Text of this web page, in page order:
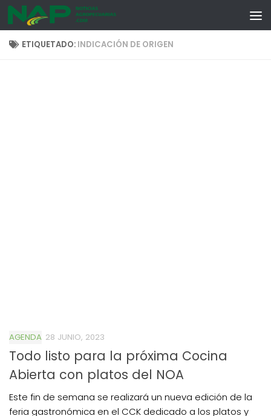
Skip to content
ETIQUETADO: INDICACIÓN DE ORIGEN
AGENDA 28 JUNIO, 2023
Todo listo para la próxima Cocina
Abierta con platos del NOA
Este fin de semana se realizará un nueva edición de la
feria gastronómica en el CCK dedicado a los platos y